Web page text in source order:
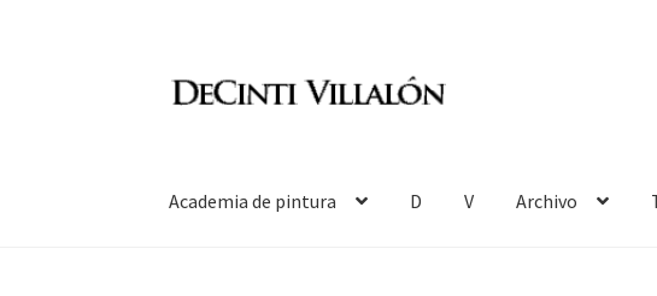
Academia de pintura D V Archivo